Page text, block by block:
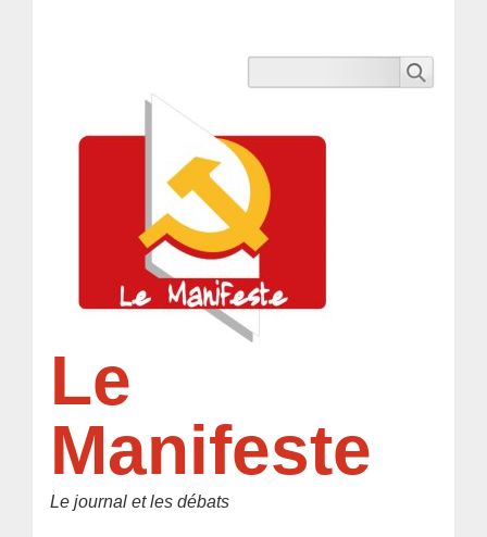
Le
Manifeste
Le journal et les débats